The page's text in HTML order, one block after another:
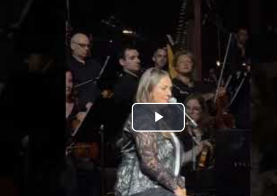
Play
Video